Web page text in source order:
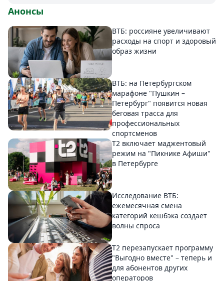
Анонсы
ВТБ: россияне увеличивают
расходы на спорт и здоровый
образ жизни
ВТБ: на Петербургском
марафоне "Пушкин –
Петербург" появится новая
беговая трасса для
профессиональных
спортсменов
Т2 включает маджентовый
режим на "Пикнике Афиши"
в Петербурге
Исследование ВТБ:
ежемесячная смена
категорий кешбэка создает
волны спроса
Т2 перезапускает программу
"Выгодно вместе" – теперь и
для абонентов других
операторов